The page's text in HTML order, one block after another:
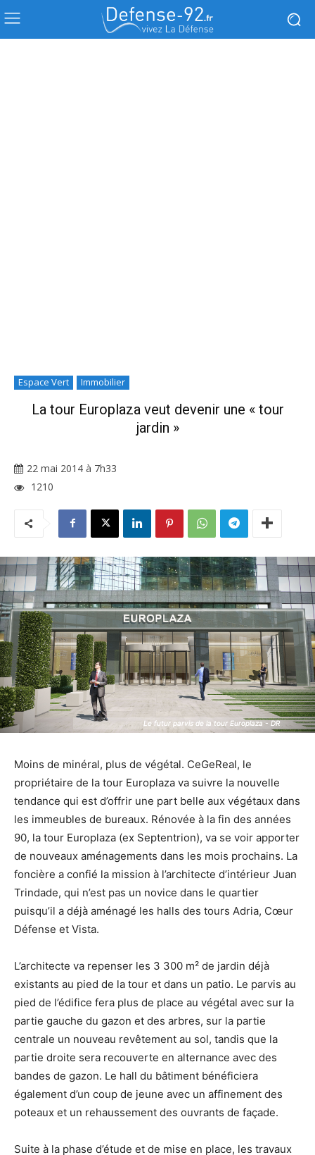
Espace Vert Immobilier
La tour Europlaza veut devenir une « tour
jardin »
22 mai 2014 à 7h33
1210
Le futur parvis de la tour Europlaza - DR
Le futur parvis de la tour Europlaza - DR
Moins de minéral, plus de végétal. CeGeReal, le
propriétaire de la tour Europlaza va suivre la nouvelle
tendance qui est d’offrir une part belle aux végétaux dans
les immeubles de bureaux. Rénovée à la fin des années
90, la tour Europlaza (ex Septentrion), va se voir apporter
de nouveaux aménagements dans les mois prochains. La
foncière a confié la mission à l’architecte d’intérieur Juan
Trindade, qui n’est pas un novice dans le quartier
puisqu’il a déjà aménagé les halls des tours Adria, Cœur
Défense et Vista.
L’architecte va repenser les 3 300 m² de jardin déjà
existants au pied de la tour et dans un patio. Le parvis au
pied de l’édifice fera plus de place au végétal avec sur la
partie gauche du gazon et des arbres, sur la partie
centrale un nouveau revêtement au sol, tandis que la
partie droite sera recouverte en alternance avec des
bandes de gazon. Le hall du bâtiment bénéficiera
également d’un coup de jeune avec un affinement des
poteaux et un rehaussement des ouvrants de façade.
Suite à la phase d’étude et de mise en place, les travaux